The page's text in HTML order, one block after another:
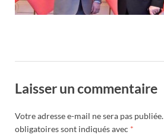
Laisser un commentaire
Votre adresse e-mail ne sera pas publiée.
obligatoires sont indiqués avec *